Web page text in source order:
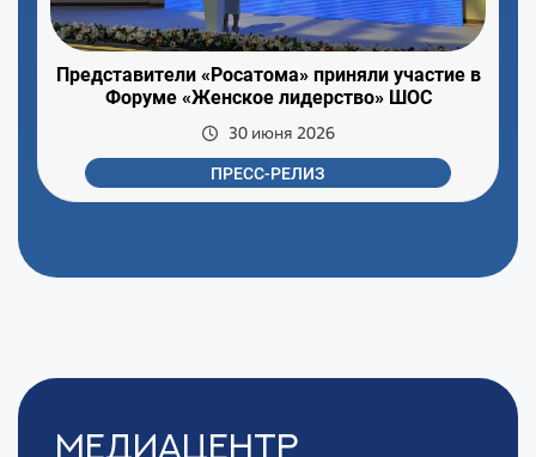
Представители «Росатома» приняли участие в
Форуме «Женское лидерство» ШОС
30 июня 2026
ПРЕСС-РЕЛИЗ
Медиацентр